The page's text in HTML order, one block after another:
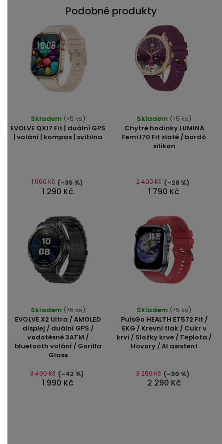
Podobné produkty
EVOLVE QX17 Fit | duální GPS
| volání | kompas | svítilna
Skladem (>5 ks)
1 290 Kč
1 990 Kč (–35 %)
Chytré hodinky LUMINA
Femi I70 Fit zlaté / bordó
silikon
hodnocení
produktu
je
5
hvězdiček.
Skladem (>5 ks)
1 790 Kč
2 490 Kč (–28 %)
EVOLVE X2 Ultra / AMOLED
displej / duální GPS /
vodotěsné 3ATM /
bluetooth volání / Gorilla
Glass
hodnocení
produktu
je
5,0
5
hvězdiček.
Skladem (>5 ks)
1 990 Kč
3 490 Kč (–42 %)
PulsGo HEALTH ET572 Fit /
EKG / Krevní tlak / Cukr v
krvi / Složky krve / Teplota /
Hovory / AI asistent
hodnocení
produktu
je
5,0
5
hvězdiček.
Skladem (>5 ks)
2 290 Kč
3 290 Kč (–30 %)